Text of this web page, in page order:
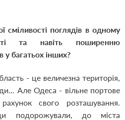
поглядів в одному
та навіть поширенню
у багатьох інших?
- це величезна територія,
Але Одеса - вільне портове
свого розташування.
подорожували, до міста